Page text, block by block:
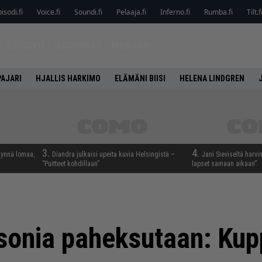
Voice.fi Soundi.fi Pelaaja.fi Inferno.fi Rumba.fi Tilt.fi
HJALLIS HARKIMO ELÄMÄNI BIISI HELENA LINDGREN
lomaa,
3. Diandra julkaisi upeita kuvia Helsingistä –
”Puitteet kohdillaan”
4. Jani Sieviseltä
lapset samaan aikaan”
paheksutaan: